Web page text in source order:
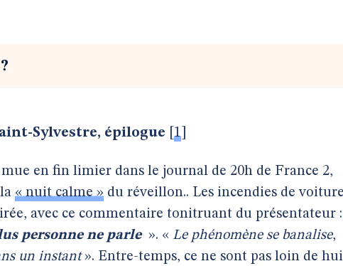
Sylvestre, épilogue 1
en fin limier dans le journal de 20h de France 2,
« nuit calme » du réveillon.. Les incendies de
avec ce commentaire tonitruant du présentateur :
personne ne parle ». « Le phénomène se banalise,
un instant». Entre-temps, ce ne sont pas loin de